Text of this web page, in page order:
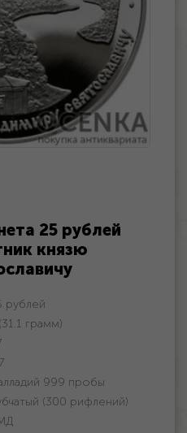
25 рублей
князю
рублей
грамм)
999 пробы
(300 рифлений)